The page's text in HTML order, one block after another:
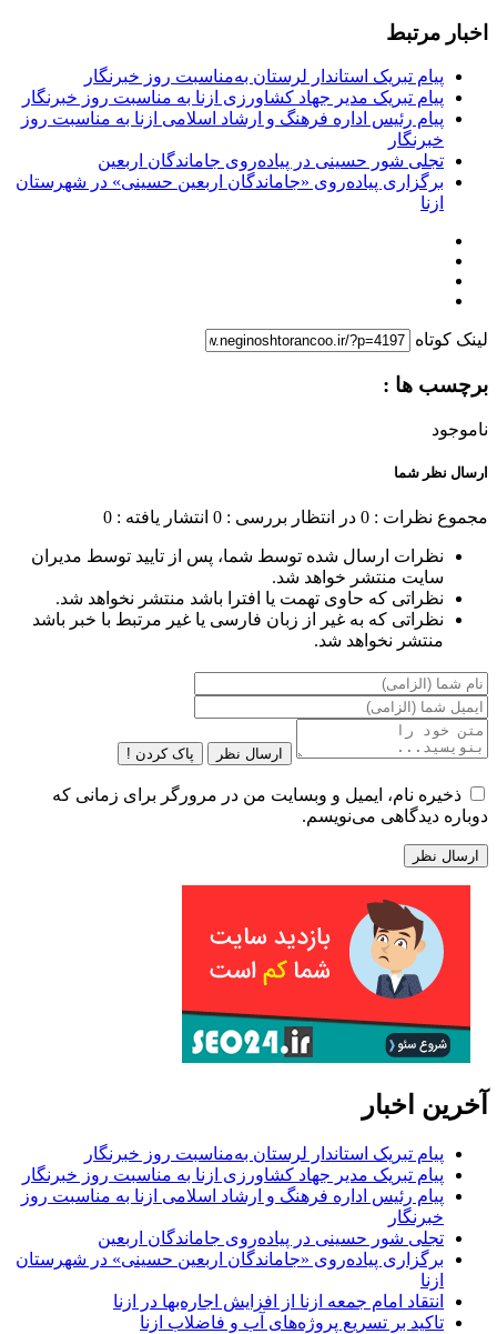
اخبار مرتبط
پیام تبریک استاندار لرستان به‌مناسبت روز خبرنگار
پیام تبریک مدیر جهاد کشاورزی ازنا به مناسبت روز خبرنگار
پیام رئیس اداره فرهنگ و ارشاد اسلامی ازنا به مناسبت روز
خبرنگار
تجلی شور حسینی در پیاده‌روی جاماندگان اربعین
برگزاری پیاده‌روی «جاماندگان اربعین حسینی» در شهرستان
ازنا
لینک کوتاه
برچسب ها :
ناموجود
ارسال نظر شما
مجموع نظرات : 0 در انتظار بررسی : 0 انتشار یافته : 0
نظرات ارسال شده توسط شما، پس از تایید توسط مدیران
سایت منتشر خواهد شد.
نظراتی که حاوی تهمت یا افترا باشد منتشر نخواهد شد.
نظراتی که به غیر از زبان فارسی یا غیر مرتبط با خبر باشد
منتشر نخواهد شد.
ارسال نظر پاک کردن !
ذخیره نام، ایمیل و وبسایت من در مرورگر برای زمانی که
دوباره دیدگاهی می‌نویسم.
آخرین اخبار
پیام تبریک استاندار لرستان به‌مناسبت روز خبرنگار
پیام تبریک مدیر جهاد کشاورزی ازنا به مناسبت روز خبرنگار
پیام رئیس اداره فرهنگ و ارشاد اسلامی ازنا به مناسبت روز
خبرنگار
تجلی شور حسینی در پیاده‌روی جاماندگان اربعین
برگزاری پیاده‌روی «جاماندگان اربعین حسینی» در شهرستان
ازنا
انتقاد امام جمعه ازنا از افزایش اجاره‌بها در ازنا
تاکید بر تسریع پروژه‌های آب و فاضلاب ازنا